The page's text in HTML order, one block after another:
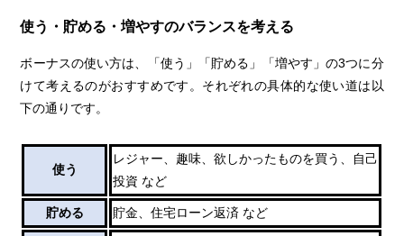
使う・貯める・増やすのバランスを考える
ボーナスの使い方は、「使う」「貯める」「増やす」の3つに分
けて考えるのがおすすめです。それぞれの具体的な使い道は以
下の通りです。
使う
レジャー、趣味、欲しかったものを買う、自己
投資 など
貯める 貯金、住宅ローン返済 など